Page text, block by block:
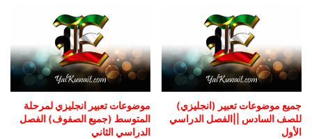
جميع موضوعات تعبير (انجليزي)
للصف السادس ||الفصل الدراسي
الأول
موضوعات تعبير انجليزي لمرحلة
المتوسط (جميع الصفوف) الفصل
الدراسي الثاني